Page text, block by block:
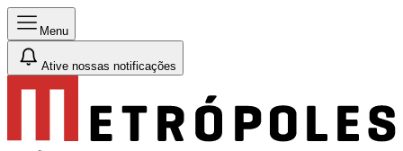
Menu
Ative nossas notificações